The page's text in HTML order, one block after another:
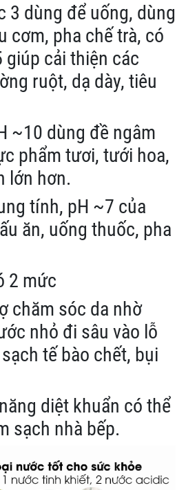
3 dùng để uống, dùng
cơm, pha chế trà, có
cải thiện các
ruột, dạ dày, tiêu
~10 dùng đề ngâm
phẩm tươi, tưới hoa,
lớn hơn.
tính, pH ~7 của
ăn, uống thuốc, pha
2 mức
chăm sóc da nhờ
nhỏ đi sâu vào lỗ
tế bào chết, bụi
diệt khuẩn có thể
sạch nhà bếp.